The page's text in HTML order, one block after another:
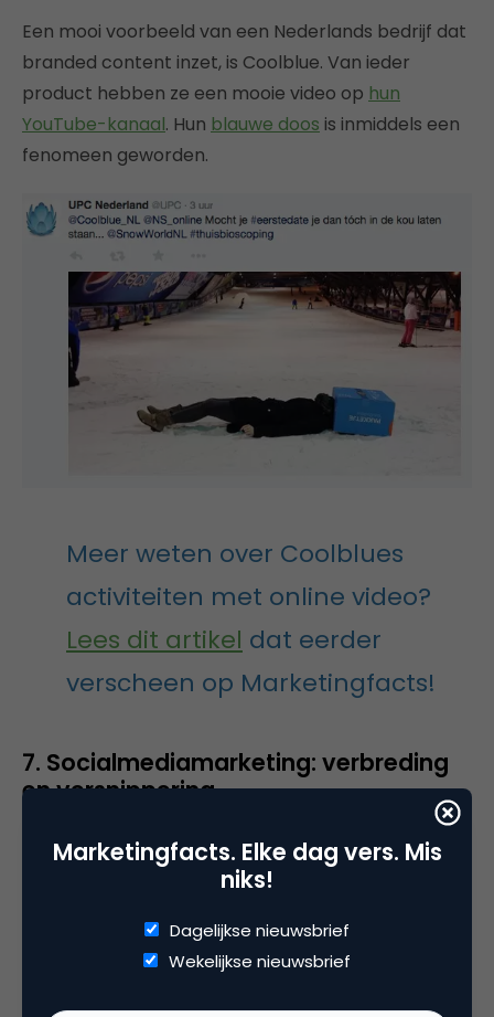
Een mooi voorbeeld van een Nederlands bedrijf dat
branded content inzet, is Coolblue. Van ieder
product hebben ze een mooie video op hun
YouTube-kanaal. Hun blauwe doos is inmiddels een
fenomeen geworden.
Meer weten over Coolblues
activiteiten met online video?
Lees dit artikel dat eerder
verscheen op Marketingfacts!
7. Socialmediamarketing: verbreding
en versnippering
Bij bestaande netwerken zie je vernieuwing in de
vorm van verbreding. Denk aan
Facebook at Work
kunnen communiceren, vergelijkbaar met
bijvoorbeeld Yammer. Bij Twitter verwachten de
Marketingfacts. Elke dag vers. Mis
niks!
Dagelijkse nieuwsbrief
Wekelijkse nieuwsbrief